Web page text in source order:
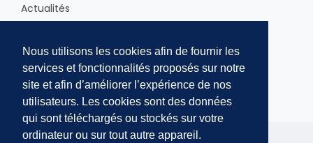
Nous utilisons les cookies afin de fournir les
services et fonctionnalités proposés sur notre
site et afin d’améliorer l’expérience de nos
utilisateurs. Les cookies sont des données
qui sont téléchargés ou stockés sur votre
ordinateur ou sur tout autre appareil.
Actualités
À l'Assemblée Nationale